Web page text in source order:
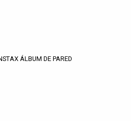
ÁLBUM DE PARED